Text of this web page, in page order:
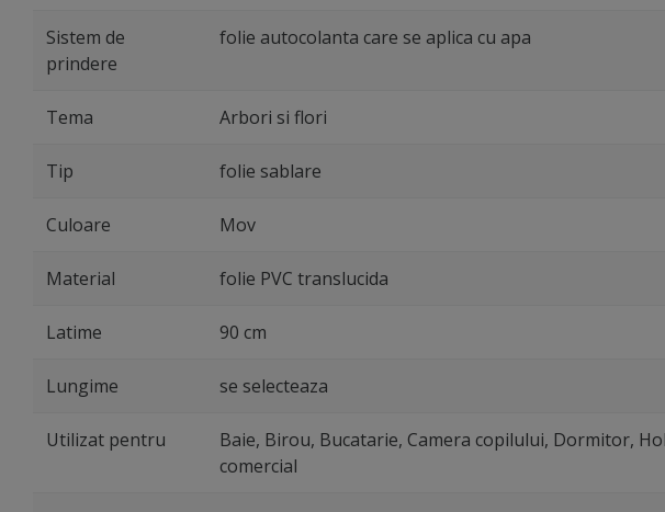
Sistem de
prindere
folie autocolanta care se aplica cu apa
Tema Arbori si flori
Tip folie sablare
Culoare Mov
Material folie PVC translucida
Latime 90 cm
Lungime se selecteaza
Utilizat pentru
Baie, Birou, Bucatarie, Camera copilului, Dormitor,
comercial